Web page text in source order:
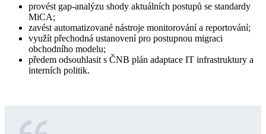
provést gap-analýzu shody aktuálních postupů se standardy
MiCA;
zavést automatizované nástroje monitorování a reportování;
využít přechodná ustanovení pro postupnou migraci
obchodního modelu;
předem odsouhlasit s ČNB plán adaptace IT infrastruktury a
interních politik.